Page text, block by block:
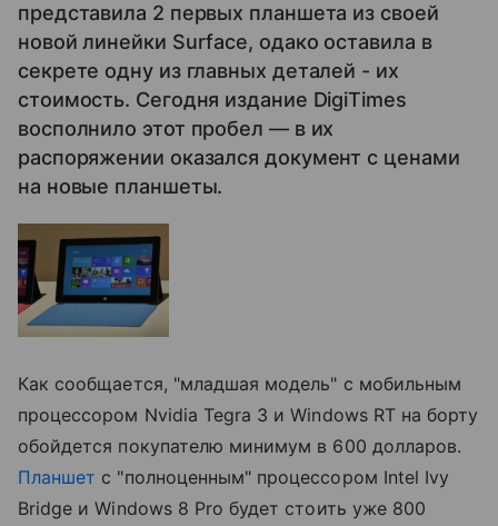
представила 2 первых планшета из своей
новой линейки Surface, одако оставила в
секрете одну из главных деталей - их
стоимость. Сегодня издание DigiTimes
восполнило этот пробел — в их
распоряжении оказался документ с ценами
на новые планшеты.
Как сообщается, "младшая модель" с мобильным
процессором Nvidia Tegra 3 и Windows RT на борту
обойдется покупателю минимум в 600 долларов.
Планшет с "полноценным" процессором Intel Ivy
Bridge и Windows 8 Pro будет стоить уже 800